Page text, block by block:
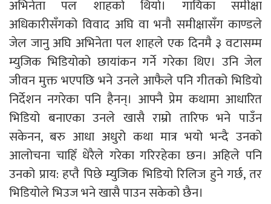
अभिनेता पल शाहको थियो। गायिका समीक्षा
अधिकारीसँगको विवाद अघि वा भनौ समीक्षासँग काण्डले
जेल जानु अघि अभिनेता पल शाहले एक दिनमै ३ वटासम्म
म्युजिक भिडियोको छायांकन गर्ने गरेका थिए। उनि जेल
जीवन मुक्त भएपछि भने उनले आफैले पनि गीतको भिडियो
निर्देशन नगरेका पनि हैनन्। आफ्नै प्रेम कथामा आधारित
भिडियो बनाएका उनले खासै राम्रो तारिफ भने पाउँन
सकेनन, बरु आधा अधुरो कथा मात्र भयो भन्दै उनको
आलोचना चाहिँ धेरैले गरेका गरिरहेका छन। अहिले पनि
उनको प्राय: हप्तै पिछे म्युजिक भिडियो रिलिज हुने गर्छ, तर
भिडियोले भिउज भने खासै पाउन सकेको छैन।